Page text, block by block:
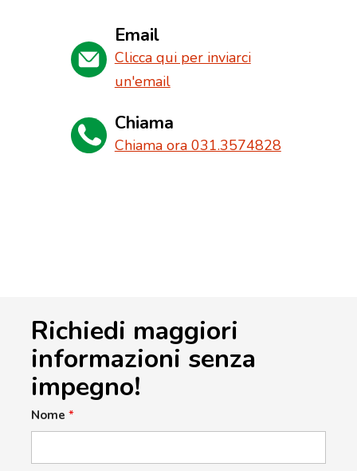
Email
Clicca qui per inviarci
un'email
Chiama
Chiama ora 031.3574828
Richiedi maggiori
informazioni senza
impegno!
Nome *